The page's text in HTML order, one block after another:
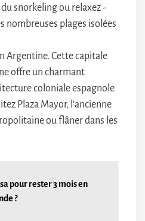
snorkeling ou relaxez -
nombreuses plages isolées
Argentine. Cette capitale
offre un charmant
coloniale espagnole
Plaza Mayor, l’ancienne
ou flâner dans les
pour rester 3 mois en
?